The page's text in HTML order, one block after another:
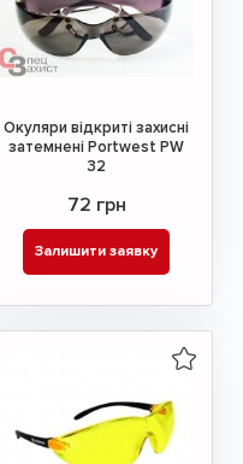
Окуляри відкриті захисні
затемнені Portwest PW
32
72 грн
Залишити заявку